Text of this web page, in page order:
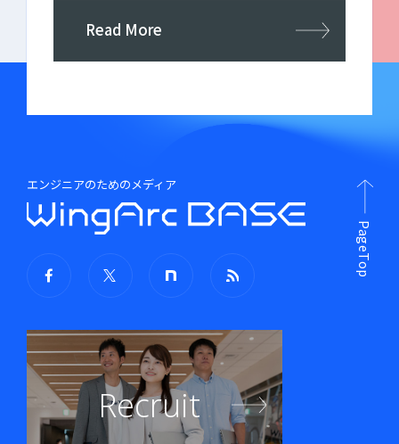
Read More
エンジニアのためのメディア
Recruit
PageTop